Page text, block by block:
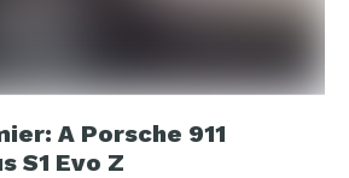
A Porsche 911
S1 Evo Z